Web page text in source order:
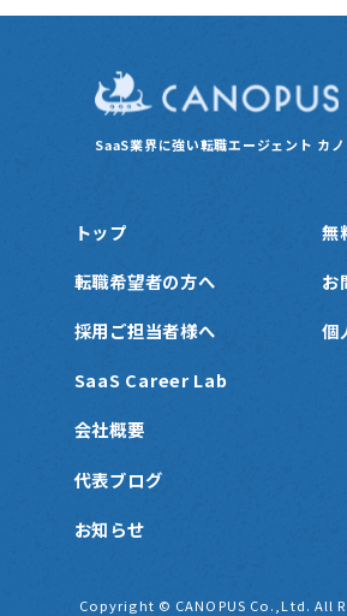
SaaS業界に強い転職エージェント カ
トップ
転職希望者の方へ
採用ご担当者様へ
SaaS Career Lab
会社概要
代表ブログ
お知らせ
無
お
個
Copyright © CANOPUS Co.,Ltd. All